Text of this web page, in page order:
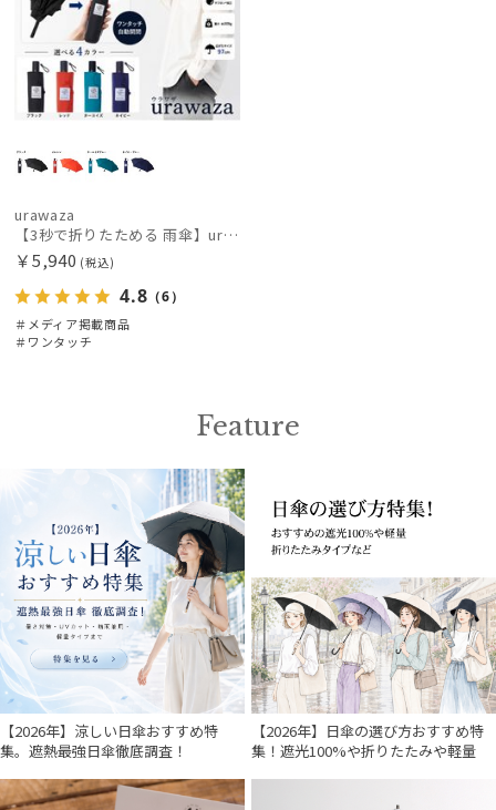
urawaza
【3秒で折りたためる 雨傘】urawaza (ウラワザ) 無地 プレーン 折りたたみ傘 【公式ムーンバット】 レディース メンズ ユニセックス 男女兼用 晴雨兼用 ジャンプ式 撥水 UV 自動開閉
￥5,940 (税込)
4.8 （6）
＃メディア掲載商品
＃ワンタッチ
Feature
【2026年】涼しい日傘おすすめ特
集。遮熱最強日傘徹底調査！
【2026年】日傘の選び方おすすめ特
集！遮光100%や折りたたみや軽量